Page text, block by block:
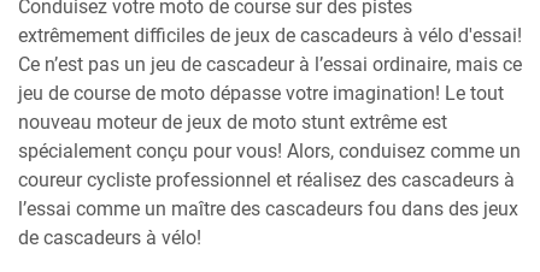
Conduisez votre moto de course sur des pistes
extrêmement difficiles de jeux de cascadeurs à vélo d'essai!
Ce n’est pas un jeu de cascadeur à l’essai ordinaire, mais ce
jeu de course de moto dépasse votre imagination! Le tout
nouveau moteur de jeux de moto stunt extrême est
spécialement conçu pour vous! Alors, conduisez comme un
coureur cycliste professionnel et réalisez des cascadeurs à
l’essai comme un maître des cascadeurs fou dans des jeux
de cascadeurs à vélo!